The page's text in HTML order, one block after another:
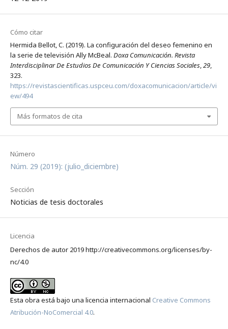
Número
Núm. 29 (2019): (julio_diciembre)
Sección
Noticias de tesis doctorales
Licencia
Derechos de autor 2019 http://creativecommons.org/licenses/by-
nc/4.0
Esta obra está bajo una licencia internacional Creative Commons
Atribución-NoComercial 4.0.
Cómo citar
Hermida Bellot, C. (2019). La configuración del deseo femenino en
la serie de televisión Ally McBeal. Doxa Comunicación. Revista
Interdisciplinar De Estudios De Comunicación Y Ciencias Sociales,29,
323.
https://revistascientificas.uspceu.com/doxacomunicacion/article/vi
ew/494
Más formatos de cita